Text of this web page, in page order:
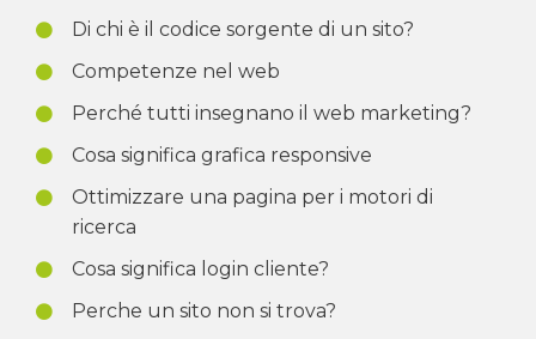
Di chi è il codice sorgente di un sito?
Competenze nel web
Perché tutti insegnano il web marketing?
Cosa significa grafica responsive
Ottimizzare una pagina per i motori di
ricerca
Cosa significa login cliente?
Perche un sito non si trova?